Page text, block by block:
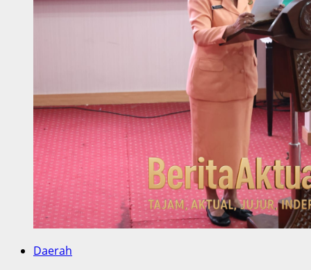
Daerah